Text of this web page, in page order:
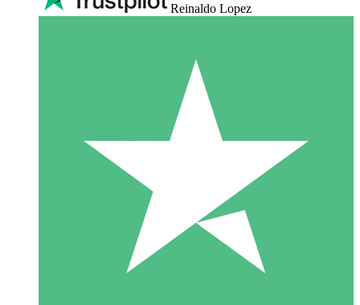
Reinaldo Lopez